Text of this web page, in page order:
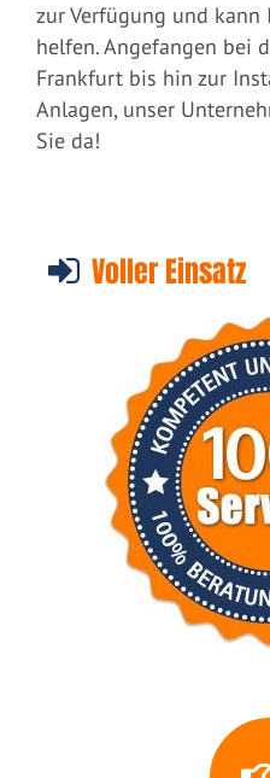
zur Verfügung und
helfen. Angefangen bei
Frankfurt bis hin zur
Anlagen, unser
Sie da!
Voller Einsatz